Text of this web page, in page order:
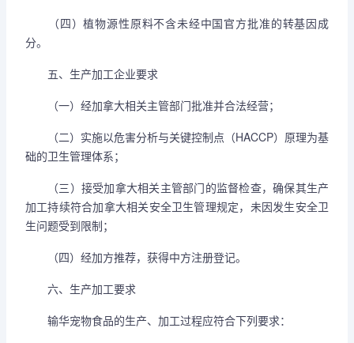
（四）植物源性原料不含未经中国官方批准的转基因成
分。
五、生产加工企业要求
（一）经加拿大相关主管部门批准并合法经营；
（二）实施以危害分析与关键控制点（HACCP）原理为基
础的卫生管理体系；
（三）接受加拿大相关主管部门的监督检查，确保其生产
加工持续符合加拿大相关安全卫生管理规定，未因发生安全卫
生问题受到限制；
（四）经加方推荐，获得中方注册登记。
六、生产加工要求
输华宠物食品的生产、加工过程应符合下列要求：